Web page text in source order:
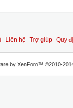
Liên hệ Trợ giúp Quy
by XenForo™ ©2010-